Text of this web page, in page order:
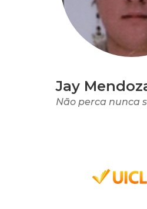
Jay
Não perca nunca